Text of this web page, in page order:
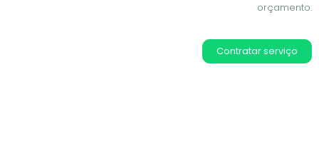
orçamento.
Contratar serviço